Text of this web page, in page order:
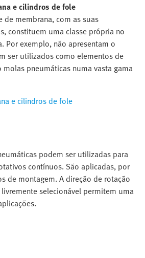
e cilindros de fole
de membrana, com as suas
constituem uma classe própria no
Por exemplo, não apresentam o
ser utilizados como elementos de
pneumáticas numa vasta gama
e cilindros de fole
podem ser utilizadas para
contínuos. São aplicadas, por
de montagem. A direção de rotação
selecionável permitem uma